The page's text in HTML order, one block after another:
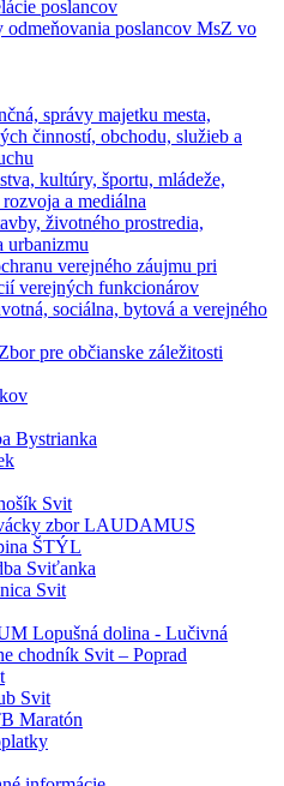
poslancov
odmeňovania poslancov MsZ vo
správy majetku mesta,
činností, obchodu, služieb a
kultúry, športu, mládeže,
a mediálna
životného prostredia,
urbanizmu
verejného záujmu pri
verejných funkcionárov
sociálna, bytová a verejného
pre občianske záležitosti
Bystrianka
Svit
zbor LAUDAMUS
ŠTÝL
Sviťanka
Svit
Lopušná dolina - Lučivná
chodník Svit – Poprad
Svit
Maratón